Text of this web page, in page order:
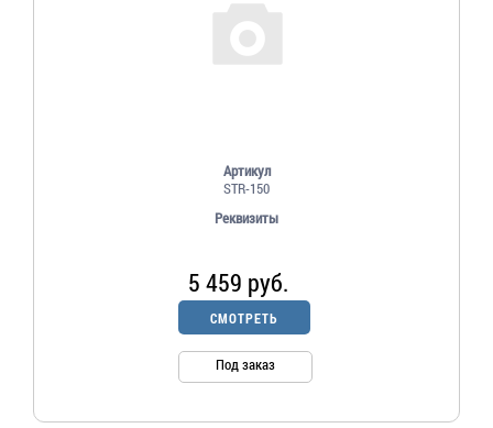
Артикул
STR-150
Реквизиты
5 459 руб.
СМОТРЕТЬ
Под заказ